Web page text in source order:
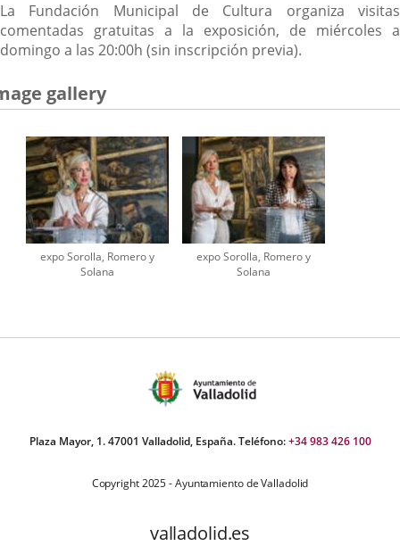
La Fundación Municipal de Cultura organiza visitas
comentadas gratuitas a la exposición, de miércoles a
domingo a las 20:00h (sin inscripción previa).
gallery
expo Sorolla, Romero y
Solana
expo Sorolla, Romero y
Solana
Plaza Mayor, 1. 47001 Valladolid, España. Teléfono:+34 983 426 100
Copyright 2025 - Ayuntamiento de Valladolid
valladolid.es